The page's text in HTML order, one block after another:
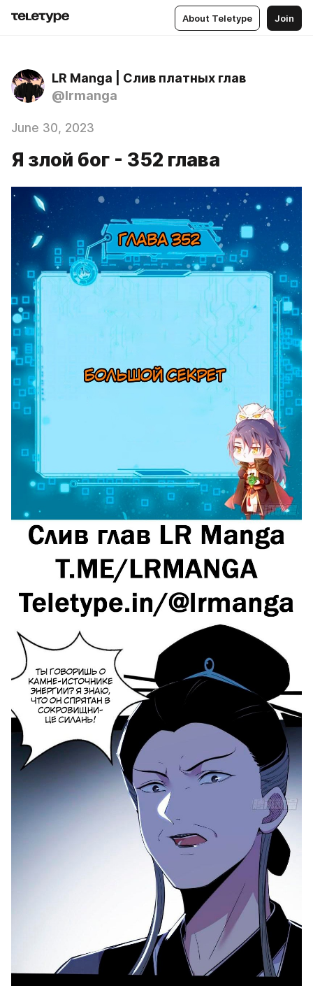
About Teletype Join
LR Manga | Слив платных глав
@lrmanga
June 30, 2023
Я злой бог - 352 глава